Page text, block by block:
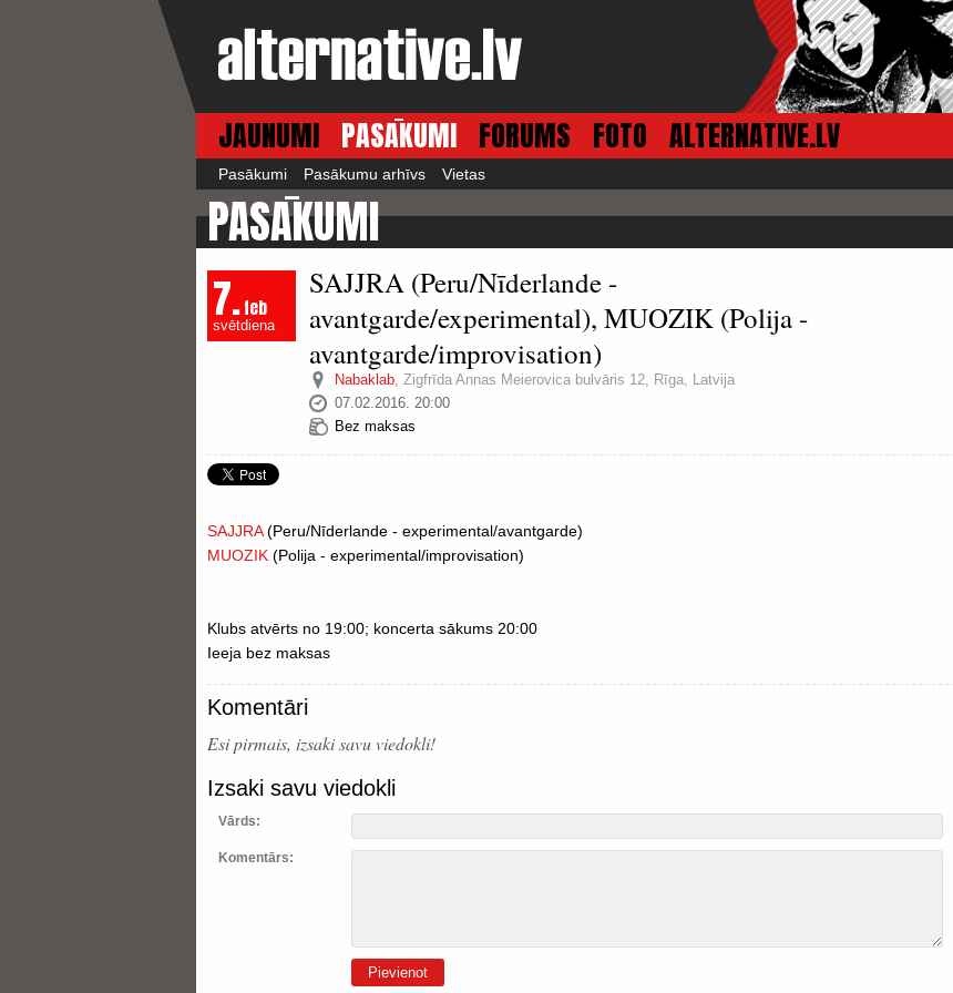
JAUNUMI PASĀKUMI FORUMS FOTO ALTERNATIVE.LV
Pasākumi Pasākumu arhīvs Vietas
PASĀKUMI
7.feb
svētdiena
SAJJRA (Peru/Nīderlande -
avantgarde/experimental), MUOZIK (Polija -
avantgarde/improvisation)
Nabaklab, Zigfrīda Annas Meierovica bulvāris 12, Rīga, Latvija
07.02.2016. 20:00
Bez maksas
SAJJRA(Peru/Nīderlande - experimental/avantgarde)
MUOZIK (Polija - experimental/improvisation)
Klubs atvērts no 19:00; koncerta sākums 20:00
Ieeja bez maksas
Komentāri
Esi pirmais, izsaki savu viedokli!
Izsaki savu viedokli
Vārds:
Komentārs:
Pievienot